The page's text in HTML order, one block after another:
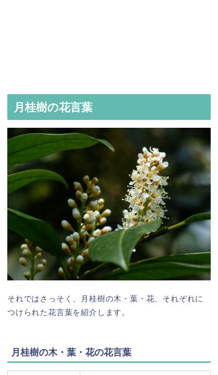
月桂樹の花言葉
それではさっそく、月桂樹の木・葉・花、それぞれに
つけられた花言葉を紹介します。
月桂樹の木・葉・花の花言葉